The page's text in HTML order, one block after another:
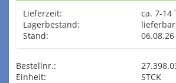
Lieferzeit:
ca. 7-14
Lagerbestand:
lieferbar
Stand:
06.08.26
Bestellnr.:
Einheit:
STCK